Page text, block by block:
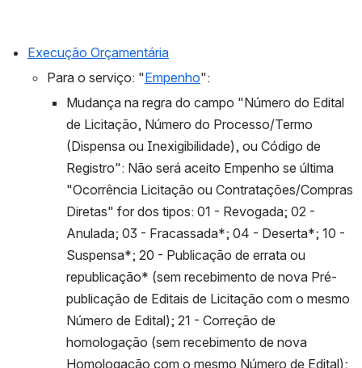
Execução Orçamentária
Para o serviço: "Empenho":
Mudança na regra do campo "Número do Edital
de Licitação, Número do Processo/Termo
(Dispensa ou Inexigibilidade), ou Código de
Registro": Não será aceito Empenho se última
"Ocorrência Licitação ou Contratações/Compras
Diretas" for dos tipos: 01 - Revogada; 02 -
Anulada; 03 - Fracassada*; 04 - Deserta*; 10 -
Suspensa*; 20 - Publicação de errata ou
republicação* (sem recebimento de nova Pré-
publicação de Editais de Licitação com o mesmo
Número de Edital); 21 - Correção de
homologação (sem recebimento de nova
Homologação com o mesmo Número de Edital);